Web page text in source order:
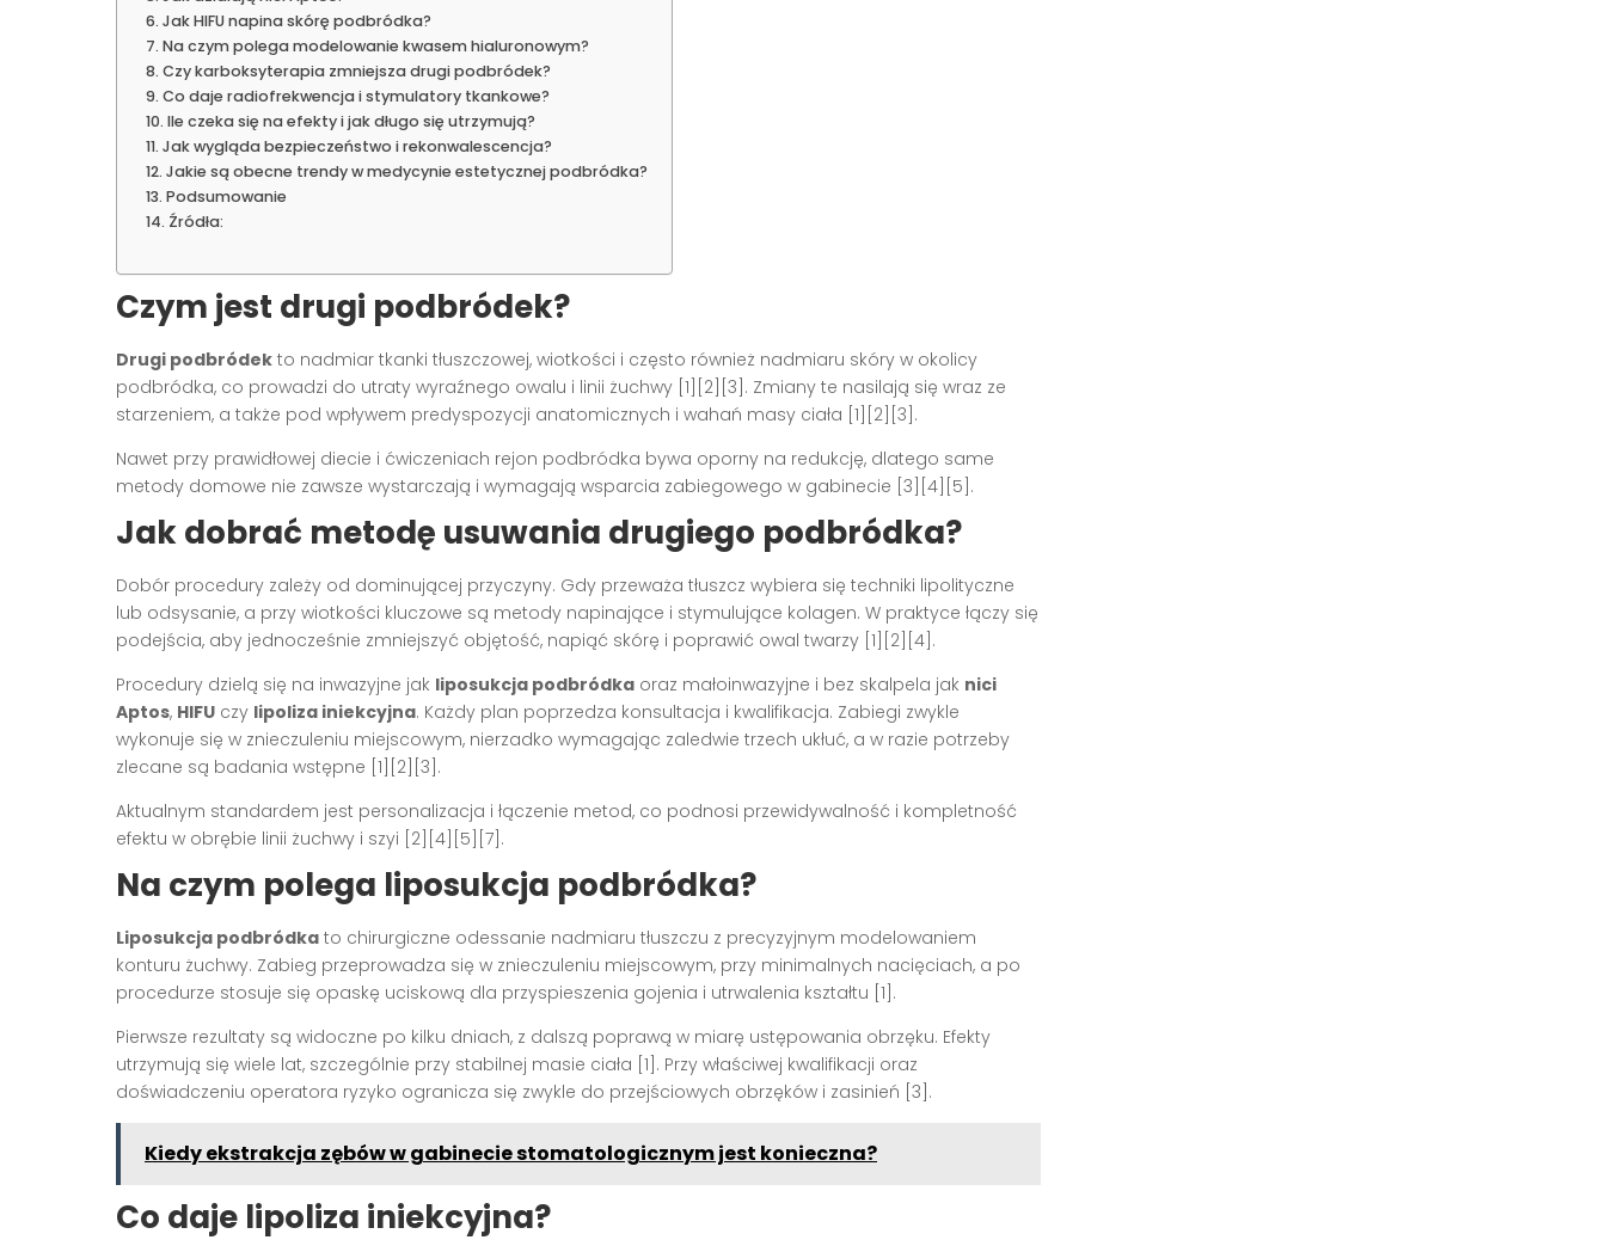
Jak HIFU napina skórę podbródka?
Na czym polega modelowanie kwasem hialuronowym?
Czy karboksyterapia zmniejsza drugi podbródek?
Co daje radiofrekwencja i stymulatory tkankowe?
Ile czeka się na efekty i jak długo się utrzymują?
Jak wygląda bezpieczeństwo i rekonwalescencja?
Jakie są obecne trendy w medycynie estetycznej podbródka?
Podsumowanie
Źródła:
Czym jest drugi podbródek?
Drugi podbródek to nadmiar tkanki tłuszczowej, wiotkości i często również nadmiaru skóry w okolicy
podbródka, co prowadzi do utraty wyraźnego owalu i linii żuchwy [1][2][3]. Zmiany te nasilają się wraz ze
starzeniem, a także pod wpływem predyspozycji anatomicznych i wahań masy ciała [1][2][3].
Nawet przy prawidłowej diecie i ćwiczeniach rejon podbródka bywa oporny na redukcję, dlatego same
metody domowe nie zawsze wystarczają i wymagają wsparcia zabiegowego w gabinecie [3][4][5].
Jak dobrać metodę usuwania drugiego podbródka?
Dobór procedury zależy od dominującej przyczyny. Gdy przeważa tłuszcz wybiera się techniki lipolityczne
lub odsysanie, a przy wiotkości kluczowe są metody napinające i stymulujące kolagen. W praktyce łączy się
podejścia, aby jednocześnie zmniejszyć objętość, napiąć skórę i poprawić owal twarzy [1][2][4].
Procedury dzielą się na inwazyjne jak liposukcja podbródka oraz małoinwazyjne i bez skalpela jak nici
Aptos, HIFU czy lipoliza iniekcyjna. Każdy plan poprzedza konsultacja i kwalifikacja. Zabiegi zwykle
wykonuje się w znieczuleniu miejscowym, nierzadko wymagając zaledwie trzech ukłuć, a w razie potrzeby
zlecane są badania wstępne [1][2][3].
Aktualnym standardem jest personalizacja i łączenie metod, co podnosi przewidywalność i kompletność
efektu w obrębie linii żuchwy i szyi [2][4][5][7].
Na czym polega liposukcja podbródka?
Liposukcja podbródka to chirurgiczne odessanie nadmiaru tłuszczu z precyzyjnym modelowaniem
konturu żuchwy. Zabieg przeprowadza się w znieczuleniu miejscowym, przy minimalnych nacięciach, a po
procedurze stosuje się opaskę uciskową dla przyspieszenia gojenia i utrwalenia kształtu [1].
Pierwsze rezultaty są widoczne po kilku dniach, z dalszą poprawą w miarę ustępowania obrzęku. Efekty
utrzymują się wiele lat, szczególnie przy stabilnej masie ciała [1]. Przy właściwej kwalifikacji oraz
doświadczeniu operatora ryzyko ogranicza się zwykle do przejściowych obrzęków i zasinień [3].
Kiedy ekstrakcja zębów w gabinecie stomatologicznym jest konieczna?
Co daje lipoliza iniekcyjna?